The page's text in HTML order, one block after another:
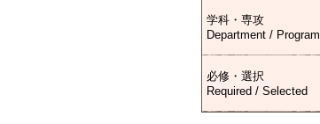
学科・専攻
Department / Program
必修・選択
Required / Selected